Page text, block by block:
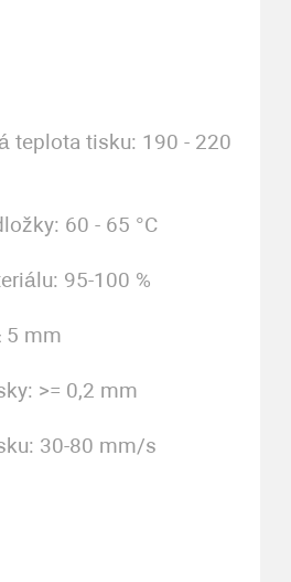
teplota tisku: 190 - 220
60 - 65 °C
95-100 %
5 mm
>= 0,2 mm
30-80 mm/s